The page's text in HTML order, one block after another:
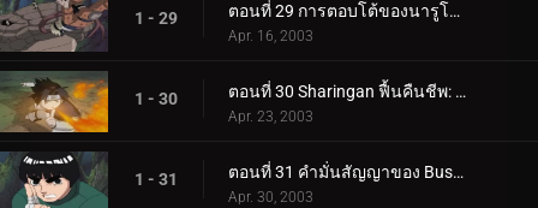
1 - 29 ตอนที่ 29 การตอบโต้ของนารูโตะ: อย่ายอมแพ้!
Apr. 16, 2003
1 - 30 ตอนที่ 30 Sharingan ฟื้นคืนชีพ: Dragon Flame Jutsu!
Apr. 23, 2003
1 - 31 ตอนที่ 31 คำมั่นสัญญาของ Bushy Brow: ความรักและการคุ้มครองที่ไม่มีวันสิ้นสุด
Apr. 30, 2003